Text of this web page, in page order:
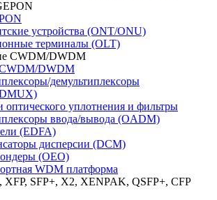
устройства (ONT/ONU)
терминалы (OLT)
DWDM
демультиплексоры
оптического уплотнения и фильтры
ввода/вывода (OADM)
(EDFA)
дисперсии (DCM)
(OEO)
WDM платформа